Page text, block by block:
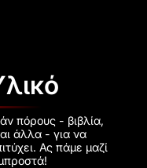
πόρους - βιβλία,
άλλα - για να
Ας πάμε μαζί